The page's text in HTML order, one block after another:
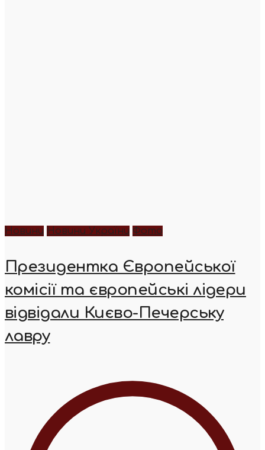
Новини Новини України Фото
Президентка Європейської
комісії та європейські лідери
відвідали Києво-Печерську
лавру